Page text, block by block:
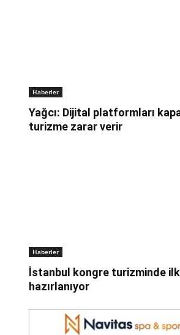
Haberler
Yağcı: Dijital platformları
turizme zarar verir
Haberler
İstanbul kongre turizminde ilk
hazırlanıyor